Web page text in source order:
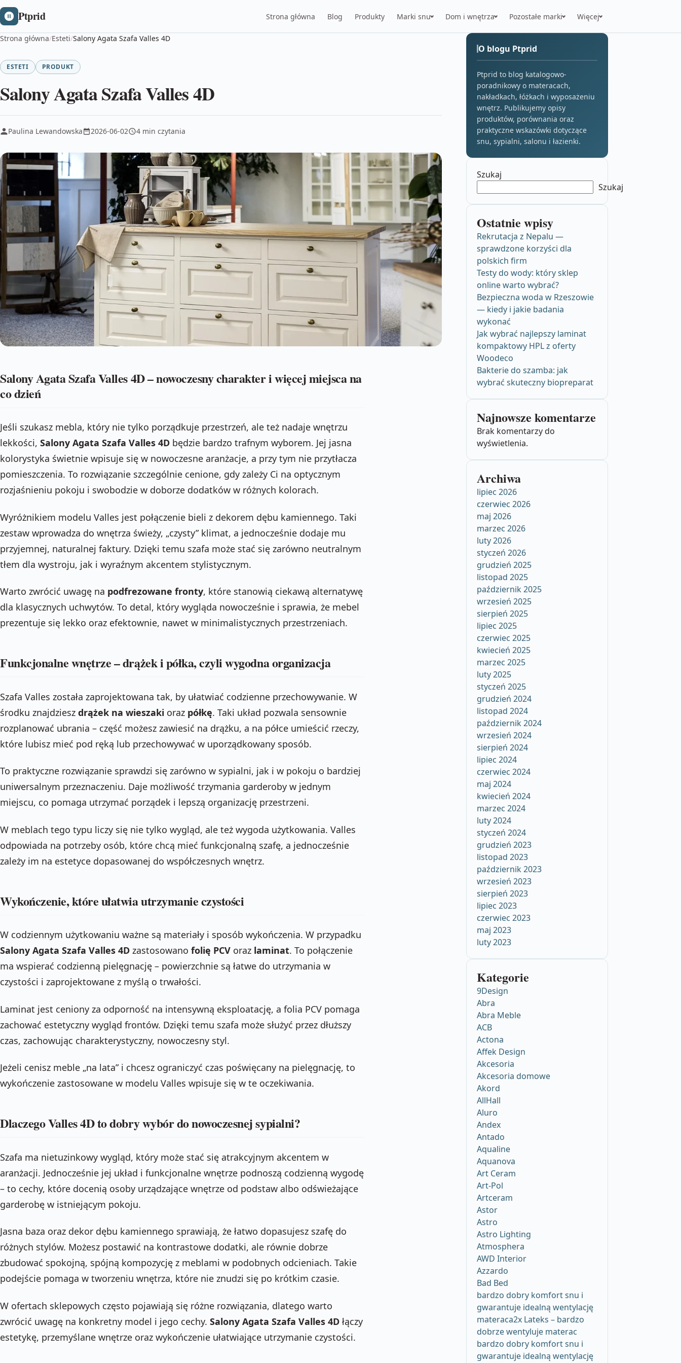
Ptprid Strona główna Blog Produkty Marki snu Dom i wnętrza Pozostałe marki Więcej
Strona główna/Esteti/Salony Agata Szafa Valles 4D
ESTETI PRODUKT
Salony Agata Szafa Valles 4D
Paulina Lewandowska 2026-06-02 4 min czytania
Salony Agata Szafa Valles 4D – nowoczesny charakter i więcej miejsca na
co dzień
Jeśli szukasz mebla, który nie tylko porządkuje przestrzeń, ale też nadaje wnętrzu
lekkości, Salony Agata Szafa Valles 4D będzie bardzo trafnym wyborem. Jej jasna
kolorystyka świetnie wpisuje się w nowoczesne aranżacje, a przy tym nie przytłacza
pomieszczenia. To rozwiązanie szczególnie cenione, gdy zależy Ci na optycznym
rozjaśnieniu pokoju i swobodzie w doborze dodatków w różnych kolorach.
Wyróżnikiem modelu Valles jest połączenie bieli z dekorem dębu kamiennego. Taki
zestaw wprowadza do wnętrza świeży, „czysty” klimat, a jednocześnie dodaje mu
przyjemnej, naturalnej faktury. Dzięki temu szafa może stać się zarówno neutralnym
tłem dla wystroju, jak i wyraźnym akcentem stylistycznym.
Warto zwrócić uwagę na podfrezowane fronty, które stanowią ciekawą alternatywę
dla klasycznych uchwytów. To detal, który wygląda nowocześnie i sprawia, że mebel
prezentuje się lekko oraz efektownie, nawet w minimalistycznych przestrzeniach.
Funkcjonalne wnętrze – drążek i półka, czyli wygodna organizacja
Szafa Valles została zaprojektowana tak, by ułatwiać codzienne przechowywanie. W
środku znajdziesz drążek na wieszaki oraz półkę. Taki układ pozwala sensownie
rozplanować ubrania – część możesz zawiesić na drążku, a na półce umieścić rzeczy,
które lubisz mieć pod ręką lub przechowywać w uporządkowany sposób.
To praktyczne rozwiązanie sprawdzi się zarówno w sypialni, jak i w pokoju o bardziej
uniwersalnym przeznaczeniu. Daje możliwość trzymania garderoby w jednym
miejscu, co pomaga utrzymać porządek i lepszą organizację przestrzeni.
W meblach tego typu liczy się nie tylko wygląd, ale też wygoda użytkowania. Valles
odpowiada na potrzeby osób, które chcą mieć funkcjonalną szafę, a jednocześnie
zależy im na estetyce dopasowanej do współczesnych wnętrz.
Wykończenie, które ułatwia utrzymanie czystości
W codziennym użytkowaniu ważne są materiały i sposób wykończenia. W przypadku
Salony Agata Szafa Valles 4D zastosowano folię PCV oraz laminat. To połączenie
ma wspierać codzienną pielęgnację – powierzchnie są łatwe do utrzymania w
czystości i zaprojektowane z myślą o trwałości.
Laminat jest ceniony za odporność na intensywną eksploatację, a folia PCV pomaga
zachować estetyczny wygląd frontów. Dzięki temu szafa może służyć przez dłuższy
czas, zachowując charakterystyczny, nowoczesny styl.
Jeżeli cenisz meble „na lata” i chcesz ograniczyć czas poświęcany na pielęgnację, to
wykończenie zastosowane w modelu Valles wpisuje się w te oczekiwania.
Dlaczego Valles 4D to dobry wybór do nowoczesnej sypialni?
Szafa ma nietuzinkowy wygląd, który może stać się atrakcyjnym akcentem w
aranżacji. Jednocześnie jej układ i funkcjonalne wnętrze podnoszą codzienną wygodę
– to cechy, które docenią osoby urządzające wnętrze od podstaw albo odświeżające
garderobę w istniejącym pokoju.
Jasna baza oraz dekor dębu kamiennego sprawiają, że łatwo dopasujesz szafę do
różnych stylów. Możesz postawić na kontrastowe dodatki, ale równie dobrze
zbudować spokojną, spójną kompozycję z meblami w podobnych odcieniach. Takie
podejście pomaga w tworzeniu wnętrza, które nie znudzi się po krótkim czasie.
W ofertach sklepowych często pojawiają się różne rozwiązania, dlatego warto
zwrócić uwagę na konkretny model i jego cechy. Salony Agata Szafa Valles 4D łączy
estetykę, przemyślane wnętrze oraz wykończenie ułatwiające utrzymanie czystości.
O blogu Ptprid
Ptprid to blog katalogowo-
poradnikowy o materacach,
nakładkach, łóżkach i wyposażeniu
wnętrz. Publikujemy opisy
produktów, porównania oraz
praktyczne wskazówki dotyczące
snu, sypialni, salonu i łazienki.
Szukaj
Szukaj
Ostatnie wpisy
Rekrutacja z Nepalu —
sprawdzone korzyści dla
polskich firm
Testy do wody: który sklep
online warto wybrać?
Bezpieczna woda w Rzeszowie
— kiedy i jakie badania
wykonać
Jak wybrać najlepszy laminat
kompaktowy HPL z oferty
Woodeco
Bakterie do szamba: jak
wybrać skuteczny biopreparat
Najnowsze komentarze
Brak komentarzy do
wyświetlenia.
Archiwa
lipiec 2026
czerwiec 2026
maj 2026
marzec 2026
luty 2026
styczeń 2026
grudzień 2025
listopad 2025
październik 2025
wrzesień 2025
sierpień 2025
lipiec 2025
czerwiec 2025
kwiecień 2025
marzec 2025
luty 2025
styczeń 2025
grudzień 2024
listopad 2024
październik 2024
wrzesień 2024
sierpień 2024
lipiec 2024
czerwiec 2024
maj 2024
kwiecień 2024
marzec 2024
luty 2024
styczeń 2024
grudzień 2023
listopad 2023
październik 2023
wrzesień 2023
sierpień 2023
lipiec 2023
czerwiec 2023
maj 2023
luty 2023
Kategorie
9Design
Abra
Abra Meble
ACB
Actona
Affek Design
Akcesoria
Akcesoria domowe
Akord
AllHall
Aluro
Andex
Antado
Aqualine
Aquanova
Art Ceram
Art-Pol
Artceram
Astor
Astro
Astro Lighting
Atmosphera
AWD Interior
Azzardo
Bad Bed
bardzo dobry komfort snu i
gwarantuje idealną wentylację
materaca2x Lateks – bardzo
dobrze wentyluje materac
bardzo dobry komfort snu i
gwarantuje idealną wentylację